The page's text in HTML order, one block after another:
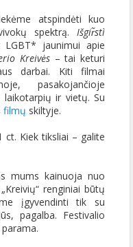
atspindėti kuo
spektrą. Išgir̃stì
jaunimui apie
Kreivės– tai keturi
darbai. Kiti filmai
pasakojančioje
laikotarpių ir vietų. Su
filmų skiltyje.
Kiek tiksliai – galite
mums kainuoja nuo
renginiai būtų
įgyvendinti tik su
pagalba. Festivalio